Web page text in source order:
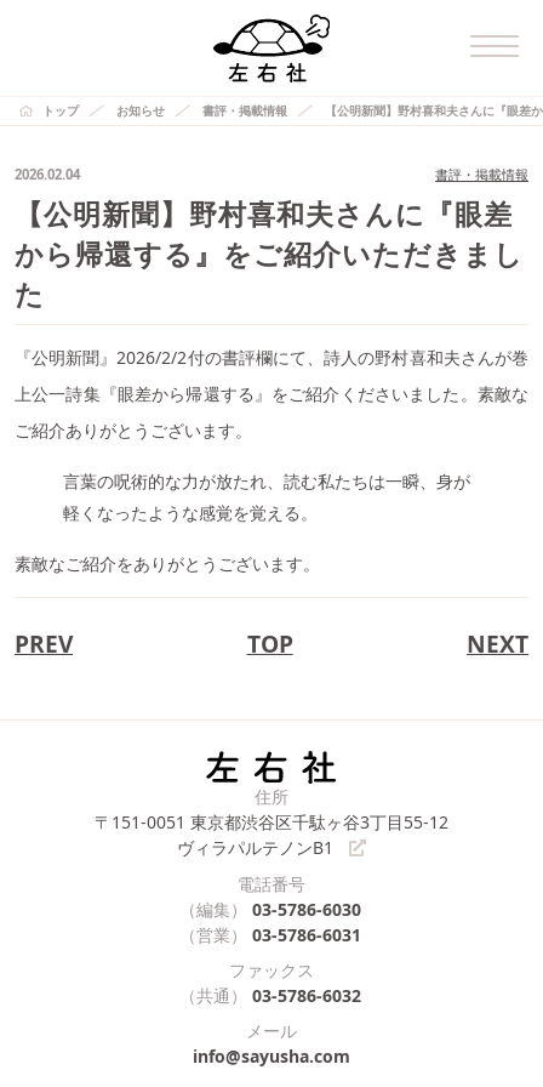
トップ お知らせ 書評・掲載情報 【公明新聞】野村喜和夫さんに『眼差
2026.02.04 書評・掲載情報
【公明新聞】野村喜和夫さんに『眼差
から帰還する』をご紹介いただきまし
た
『公明新聞』2026/2/2付の書評欄にて、詩人の野村喜和夫さんが巻
上公一詩集『眼差から帰還する』をご紹介くださいました。素敵な
ご紹介ありがとうございます。
言葉の呪術的な力が放たれ、読む私たちは一瞬、身が
軽くなったような感覚を覚える。
素敵なご紹介をありがとうございます。
PREV TOP NEXT
住所
〒151-0051 東京都渋谷区千駄ヶ谷3丁目55-12
ヴィラパルテノンB1
電話番号
（編集）
03-5786-6030
（営業）
03-5786-6031
ファックス
（共通）
03-5786-6032
メール
info@sayusha.com